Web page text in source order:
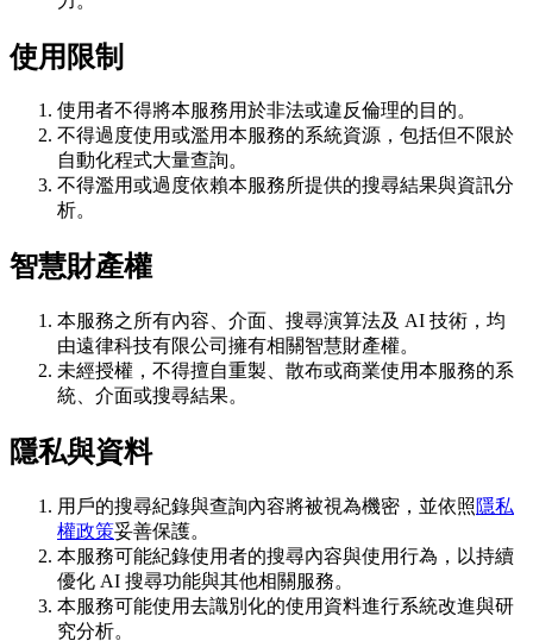
使用限制
使用者不得將本服務用於非法或違反倫理的目的。
不得過度使用或濫用本服務的系統資源，包括但不限於
自動化程式大量查詢。
不得濫用或過度依賴本服務所提供的搜尋結果與資訊分
析。
智慧財產權
本服務之所有內容、介面、搜尋演算法及 AI 技術，均
由遠律科技有限公司擁有相關智慧財產權。
未經授權，不得擅自重製、散布或商業使用本服務的系
統、介面或搜尋結果。
隱私與資料
用戶的搜尋紀錄與查詢內容將被視為機密，並依照隱私
權政策妥善保護。
本服務可能紀錄使用者的搜尋內容與使用行為，以持續
優化 AI 搜尋功能與其他相關服務。
本服務可能使用去識別化的使用資料進行系統改進與研
究分析。